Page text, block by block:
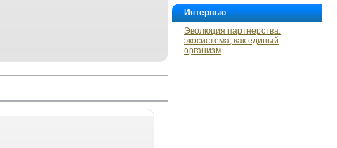
Интервью
Эволюция партнерства:
экосистема, как единый
организм